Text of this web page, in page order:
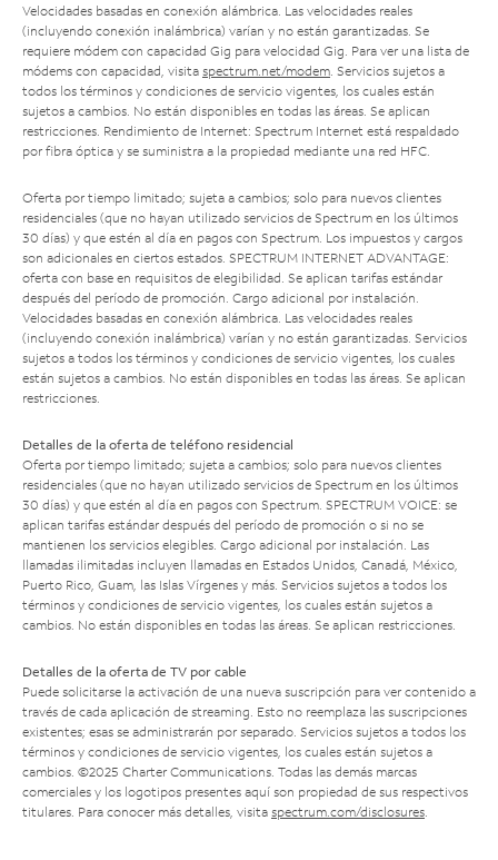
Velocidades basadas en conexión alámbrica. Las velocidades reales
(incluyendo conexión inalámbrica) varían y no están garantizadas. Se
requiere módem con capacidad Gig para velocidad Gig. Para ver una lista de
módems con capacidad, visita spectrum.net/modem . Servicios sujetos a
todos los términos y condiciones de servicio vigentes, los cuales están
sujetos a cambios. No están disponibles en todas las áreas. Se aplican
restricciones. Rendimiento de Internet: Spectrum Internet está respaldado
por fibra óptica y se suministra a la propiedad mediante una red HFC.
Oferta por tiempo limitado; sujeta a cambios; solo para nuevos clientes
residenciales (que no hayan utilizado servicios de Spectrum en los últimos
30 días) y que estén al día en pagos con Spectrum. Los impuestos y cargos
son adicionales en ciertos estados. SPECTRUM INTERNET ADVANTAGE:
oferta con base en requisitos de elegibilidad. Se aplican tarifas estándar
después del período de promoción. Cargo adicional por instalación.
Velocidades basadas en conexión alámbrica. Las velocidades reales
(incluyendo conexión inalámbrica) varían y no están garantizadas. Servicios
sujetos a todos los términos y condiciones de servicio vigentes, los cuales
están sujetos a cambios. No están disponibles en todas las áreas. Se aplican
restricciones.
Detalles de la oferta de teléfono residencial
Oferta por tiempo limitado; sujeta a cambios; solo para nuevos clientes
residenciales (que no hayan utilizado servicios de Spectrum en los últimos
30 días) y que estén al día en pagos con Spectrum. SPECTRUM VOICE: se
aplican tarifas estándar después del período de promoción o si no se
mantienen los servicios elegibles. Cargo adicional por instalación. Las
llamadas ilimitadas incluyen llamadas en Estados Unidos, Canadá, México,
Puerto Rico, Guam, las Islas Vírgenes y más. Servicios sujetos a todos los
términos y condiciones de servicio vigentes, los cuales están sujetos a
cambios. No están disponibles en todas las áreas. Se aplican restricciones.
Detalles de la oferta de TV por cable
Puede solicitarse la activación de una nueva suscripción para ver contenido a
través de cada aplicación de streaming. Esto no reemplaza las suscripciones
existentes; esas se administrarán por separado. Servicios sujetos a todos los
términos y condiciones de servicio vigentes, los cuales están sujetos a
cambios. ©2025 Charter Communications. Todas las demás marcas
comerciales y los logotipos presentes aquí son propiedad de sus respectivos
titulares. Para conocer más detalles, visita spectrum.com/disclosures